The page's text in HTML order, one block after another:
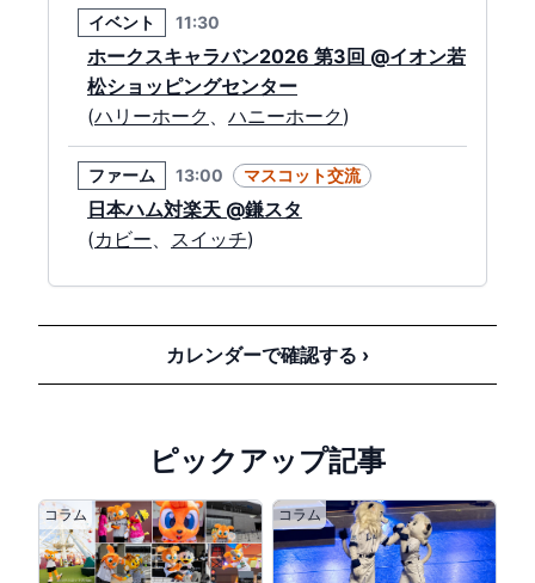
※巨人「ビジターユニフォーム」着用、ヤクルト
「燕パワーユニフォーム」着用
公式戦 18:00
場所 京セラドーム大阪
出演 トラッキー 、ラッキー
※「TIGERS B-LUCK DYNAMITE SERIES 2026ユ
ニフォーム」着用
ロッテ対オリックス
場所 ZOZOマリンスタジアム
公式戦 18:00
日本ハム対楽天
場所 ES CON FIELD HOKKAIDO
イベント 11:30
ホークスキャラバン2026 第3回 @イオン若
松ショッピングセンター
(ハリーホーク 、 ハニーホーク)
ファーム 13:00 マスコット交流
日本ハム対楽天 @鎌スタ
(カビー、 スイッチ)
巨人対ヤクルト@東京ドーム
333ジャビット、555ジャビット
ージャビット、キッズジャビットおとこの
ちゃんジャビット 、つば九郎)
「燕パワーユニフォーム」着用
公式戦 15:00
カレンダーで確認する ›
ピックアップ記事
コラム コラム